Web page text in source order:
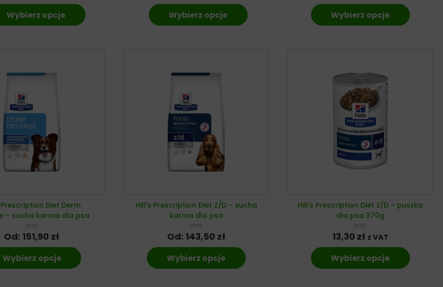
Wybierz opcje Wybierz opcje Wybierz opcje
Prescription Diet Derm
– sucha karma dla psa
pies
Od: 151,90 zł
Wybierz opcje
Hill’s Prescription Diet Z/D – sucha
karma dla psa
pies
Od: 143,50 zł
Wybierz opcje
Hill’s Prescription Diet Z/D – puszka
dla psa 370g
pies
13,30 zł z VAT
Wybierz opcje